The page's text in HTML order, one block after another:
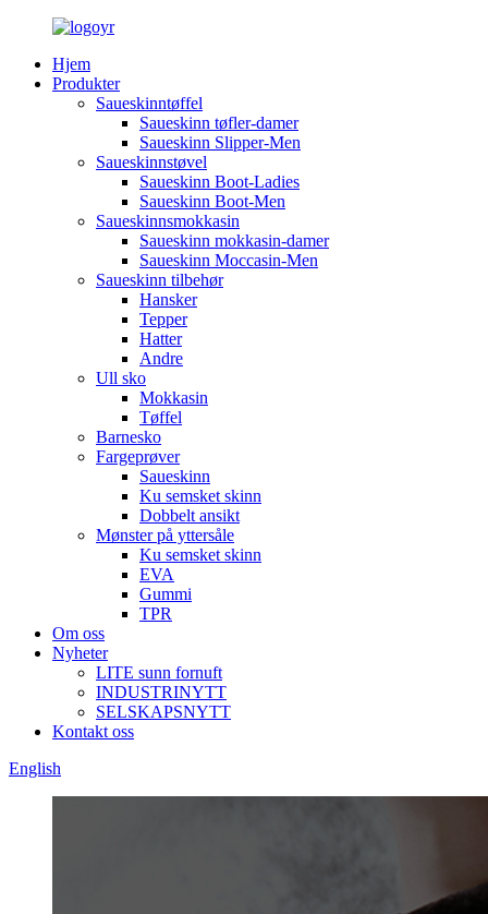
Hjem
Produkter
Saueskinntøffel
Saueskinn tøfler-damer
Saueskinn Slipper-Men
Saueskinnstøvel
Saueskinn Boot-Ladies
Saueskinn Boot-Men
Saueskinnsmokkasin
Saueskinn mokkasin-damer
Saueskinn Moccasin-Men
Saueskinn tilbehør
Hansker
Tepper
Hatter
Andre
Ull sko
Mokkasin
Tøffel
Barnesko
Fargeprøver
Saueskinn
Ku semsket skinn
Dobbelt ansikt
Mønster på yttersåle
Ku semsket skinn
EVA
Gummi
TPR
Om oss
Nyheter
LITE sunn fornuft
INDUSTRINYTT
SELSKAPSNYTT
Kontakt oss
English